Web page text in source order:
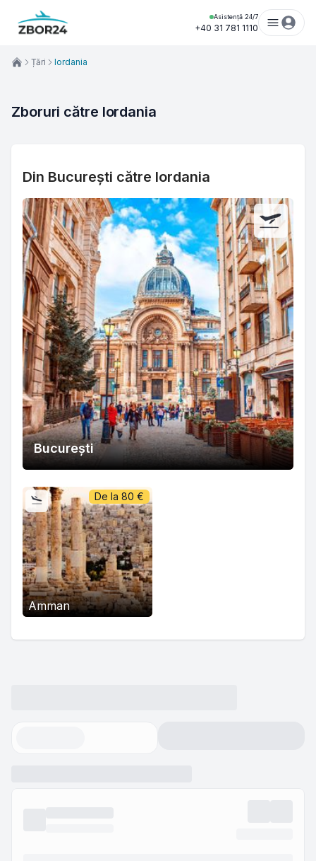
Asistență 24/7
+40 31 781 1110
Țări Iordania
Zboruri către Iordania
Din București către Iordania
București
Amman
De la 80 €